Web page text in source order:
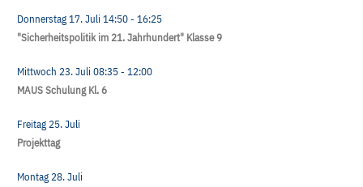
Donnerstag 17. Juli 14:50- 16:25
"Sicherheitspolitik im 21. Jahrhundert" Klasse 9
Mittwoch 23. Juli 08:35- 12:00
MAUS Schulung Kl. 6
Freitag 25. Juli
Projekttag
Montag 28. Juli